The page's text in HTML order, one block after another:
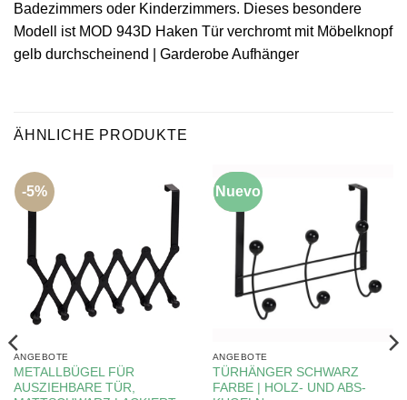
Badezimmers oder Kinderzimmers. Dieses besondere
Modell ist MOD 943D Haken Tür verchromt mit Möbelknopf
gelb durchscheinend | Garderobe Aufhänger
ÄHNLICHE PRODUKTE
-5%
ANGEBOTE
METALLBÜGEL FÜR
AUSZIEHBARE TÜR,
-5%
Nuevo
ANGEBOTE
TÜRHÄNGER SCHWARZ
FARBE | HOLZ- UND ABS-